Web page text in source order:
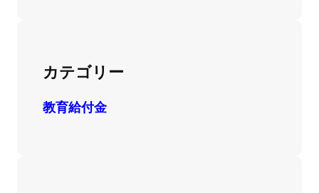
カテゴリー
教育給付金